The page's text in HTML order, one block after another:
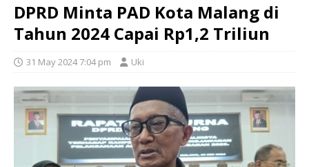
DPRD Minta PAD Kota Malang di
Tahun 2024 Capai Rp1,2 Triliun
31 May 2024 7:04 pm Uki